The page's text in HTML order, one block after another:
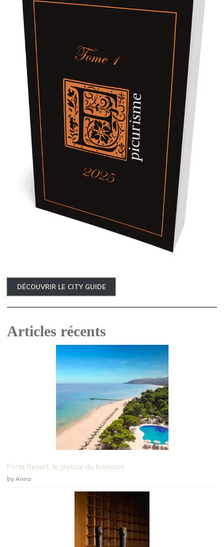
DÉCOUVRIR LE CITY GUIDE
Articles récents
Forte Resort, le joyaux du tourisme
by Anna